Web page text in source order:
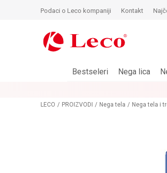
Podaci o Leco kompaniji Kontakt
Bestseleri Nega lica
LECO PROIZVODI Nega tela Nega tela i